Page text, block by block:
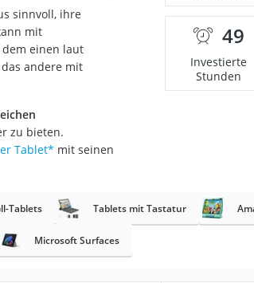
sinnvoll, ihre
mit
einen laut
andere mit
zu bieten.
Tablet* mit seinen
49
Investierte
Stunden
Tablets Tablets mit Tastatur
Microsoft Surfaces